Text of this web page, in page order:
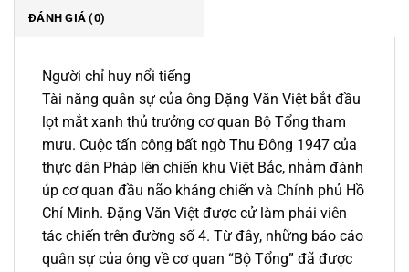
ĐÁNH GIÁ (0)
Người chỉ huy nổi tiếng
Tài năng quân sự của ông Đặng Văn Việt bắt đầu
lọt mắt xanh thủ trưởng cơ quan Bộ Tổng tham
mưu. Cuộc tấn công bất ngờ Thu Đông 1947 của
thực dân Pháp lên chiến khu Việt Bắc, nhằm đánh
úp cơ quan đầu não kháng chiến và Chính phủ Hồ
Chí Minh. Đặng Văn Việt được cử làm phái viên
tác chiến trên đường số 4. Từ đây, những báo cáo
quân sự của ông về cơ quan “Bộ Tổng” đã được